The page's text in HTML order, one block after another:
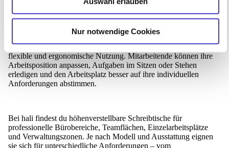
Nur notwendige Cookies
zwischen Sitzen und Stehen und bringen dadurch mehr
Bewegung in den Arbeitsalltag. Gerade in Unternehmen, in
denen viele Stunden am Arbeitsplatz verbracht werden,
unterstützt ein elektrisch höhenverstellbarer Schreibtisch eine
flexible und ergonomische Nutzung. Mitarbeitende können ihre
Arbeitsposition anpassen, Aufgaben im Sitzen oder Stehen
erledigen und den Arbeitsplatz besser auf ihre individuellen
Anforderungen abstimmen.
Bei hali findest du höhenverstellbare Schreibtische für
professionelle Bürobereiche, Teamflächen, Einzelarbeitsplätze
und Verwaltungszonen. Je nach Modell und Ausstattung eignen
sie sich für unterschiedliche Anforderungen – vom